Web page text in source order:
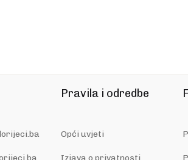
Pravila i odredbe
Opći uvjeti
Izjava o privatnosti